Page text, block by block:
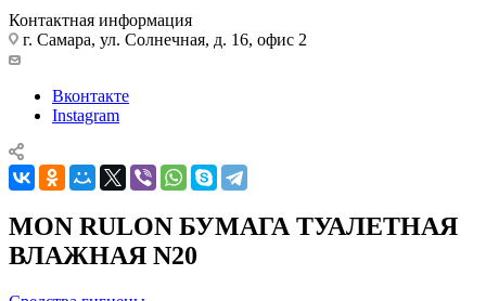
Контактная информация
г. Самара, ул. Солнечная, д. 16, офис 2
Вконтакте
Instagram
MON RULON БУМАГА ТУАЛЕТНАЯ
ВЛАЖНАЯ N20